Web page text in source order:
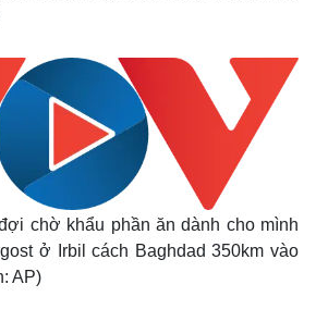
Ô tô - Xe máy
Xe máy
Tư vấn
chờ khẩu phần ăn dành cho mình
ở Irbil cách Baghdad 350km vào
AP)